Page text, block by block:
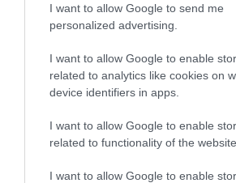
I want to allow Google to send me
personalized advertising.
I want to allow Google to enable
related to analytics like cookies on
device identifiers in apps.
I want to allow Google to enable
related to functionality of the
I want to allow Google to enable